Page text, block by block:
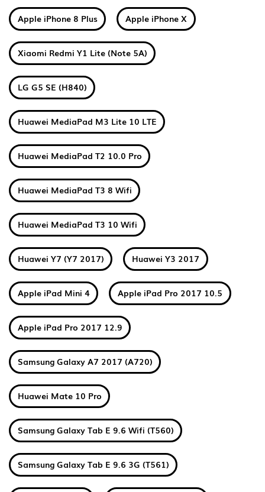
Apple iPhone 8 Plus Apple iPhone X
Xiaomi Redmi Y1 Lite (Note 5A)
LG G5 SE (H840)
Huawei MediaPad M3 Lite 10 LTE
Huawei MediaPad T2 10.0 Pro
Huawei MediaPad T3 8 Wifi
Huawei MediaPad T3 10 Wifi
Huawei Y7 (Y7 2017) Huawei Y3 2017
Apple iPad Mini 4 Apple iPad Pro 2017 10.5
Apple iPad Pro 2017 12.9
Samsung Galaxy A7 2017 (A720)
Huawei Mate 10 Pro
Samsung Galaxy Tab E 9.6 Wifi (T560)
Samsung Galaxy Tab E 9.6 3G (T561)